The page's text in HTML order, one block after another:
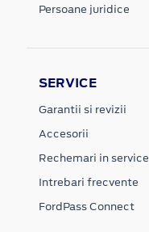
Persoane juridice
SERVICE
Garantii si revizii
Accesorii
Rechemari in service
Intrebari frecvente
FordPass Connect